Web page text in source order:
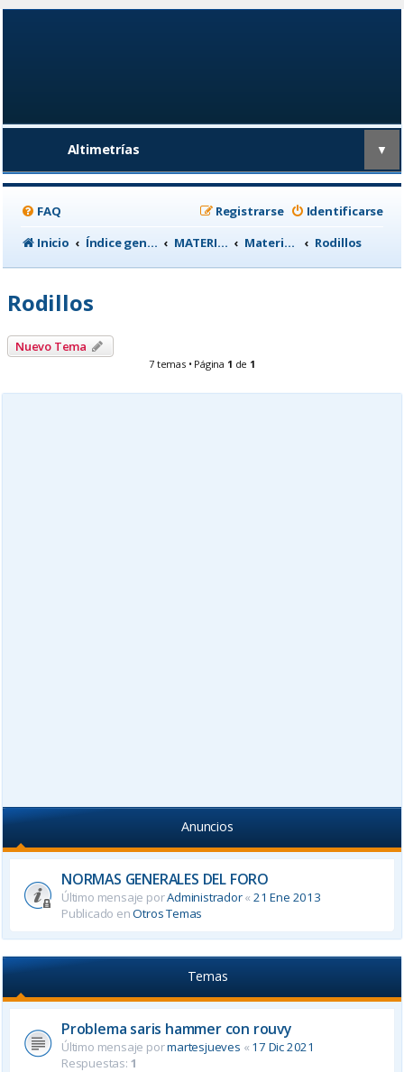
Altimetrías ▼
FAQ Identificarse
Registrarse
Inicio
Índice general MATERIAL CICLISTA Material para Entrenamiento Rodillos
Rodillos
Nuevo Tema
7 temas • Página 1 de 1
Anuncios
NORMAS GENERALES DEL FORO
Último mensaje porAdministrador«21 Ene 2013
Publicado enOtros Temas
Temas
Problema saris hammer con rouvy
Último mensaje pormartesjueves « 17 Dic 2021
Respuestas: 1